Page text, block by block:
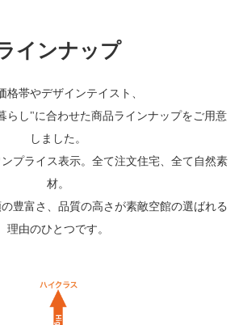
インナップ
格帯やデザインテイスト、
らし"に合わせた商品ラインナップをご用意
しました。
プライス表示。全て注文住宅、全て自然素
材。
豊富さ、品質の高さが素敵空館の選ばれる
理由のひとつです。